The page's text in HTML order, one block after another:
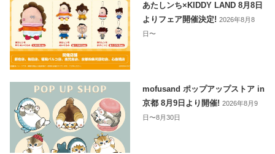
あたしンち×KIDDY LAND 8月8日
よりフェア開催決定!2026年8月8
日〜
mofusand ポップアップストア in
京都 8月9日より開催!2026年8月9
日〜8月30日